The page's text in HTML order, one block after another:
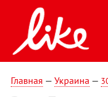
Главная — Украина —